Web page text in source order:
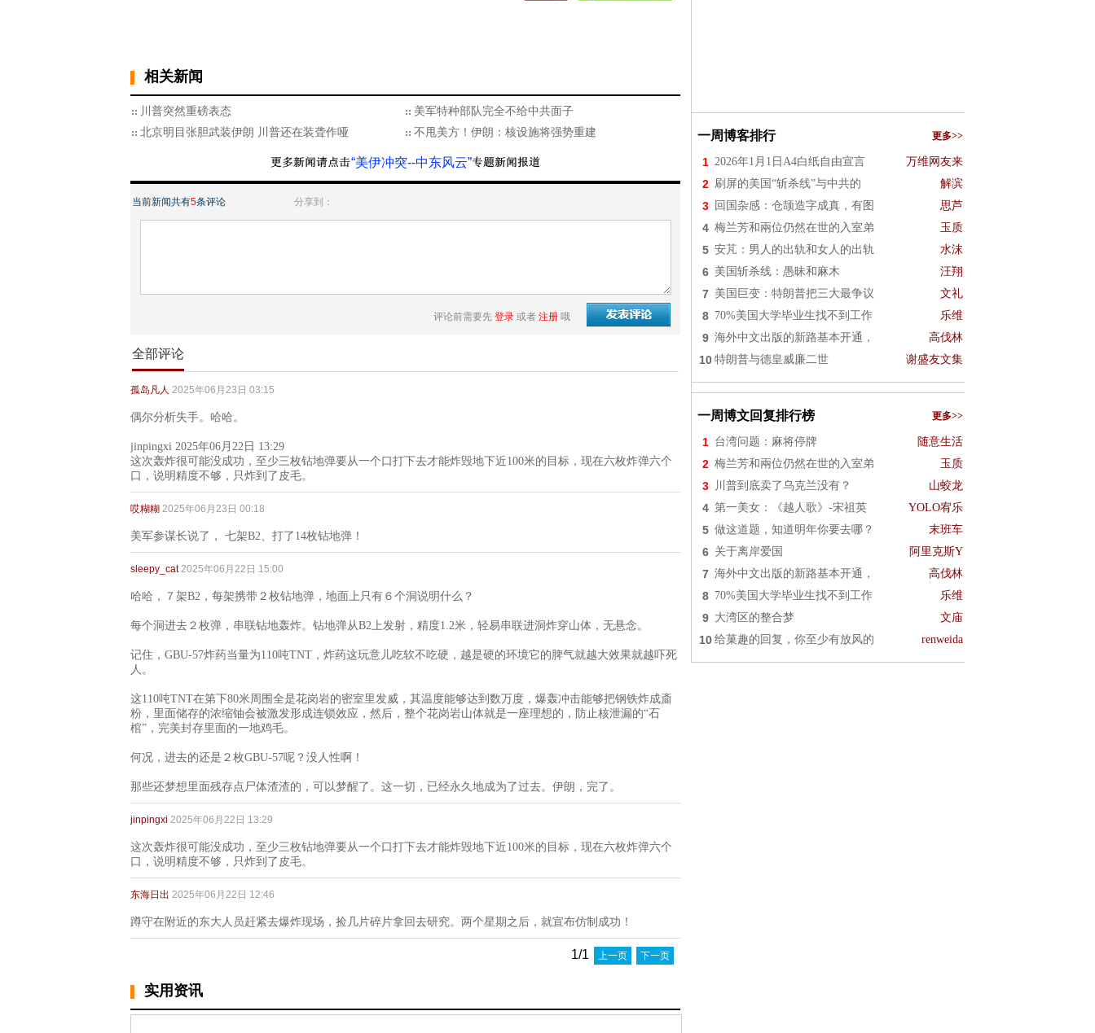
相关新闻
川普突然重磅表态
美军特种部队完全不给中共面子
北京明目张胆武装伊朗 川普还在装聋作哑
不甩美方！伊朗：核设施将强势重建
“美伊冲突--中东风云”
当前新闻共有5条评论 分享到：
评论前需要先 登录 或者 注册 哦
全部评论
孤岛凡人 2025年06月23日 03:15
偶尔分析失手。哈哈。
jinpingxi 2025年06月22日 13:29
这次轰炸很可能没成功，至少三枚钻地弹要从一个口打下去才能炸毁地下近100米的目标，现在六枚炸弹六个
口，说明精度不够，只炸到了皮毛。
哎糊糊 2025年06月23日 00:18
美军参谋长说了， 七架B2、打了14枚钻地弹！
sleepy_cat 2025年06月22日 15:00
哈哈，７架B2，每架携带２枚钻地弹，地面上只有６个洞说明什么？
每个洞进去２枚弹，串联钻地轰炸。钻地弹从B2上发射，精度1.2米，轻易串联进洞炸穿山体，无悬念。
记住，GBU-57炸药当量为110吨TNT，炸药这玩意儿吃软不吃硬，越是硬的环境它的脾气就越大效果就越吓死
人。
这110吨TNT在第下80米周围全是花岗岩的密室里发威，其温度能够达到数万度，爆轰冲击能够把钢铁炸成齑
粉，里面储存的浓缩铀会被激发形成连锁效应，然后，整个花岗岩山体就是一座理想的，防止核泄漏的“石
棺”，完美封存里面的一地鸡毛。
何况，进去的还是２枚GBU-57呢？没人性啊！
那些还梦想里面残存点尸体渣渣的，可以梦醒了。这一切，已经永久地成为了过去。伊朗，完了。
jinpingxi 2025年06月22日 13:29
这次轰炸很可能没成功，至少三枚钻地弹要从一个口打下去才能炸毁地下近100米的目标，现在六枚炸弹六个
口，说明精度不够，只炸到了皮毛。
东海日出 2025年06月22日 12:46
蹲守在附近的东大人员赶紧去爆炸现场，捡几片碎片拿回去研究。两个星期之后，就宣布仿制成功！
1/1 上一页 下一页
实用资讯
一周博客排行 更多>>
1 2026年1月1日A4白纸自由宣言 万维网友来
2 刷屏的美国“斩杀线”与中共的 解滨
3 回国杂感：仓颉造字成真，有图 思芦
4 梅兰芳和兩位仍然在世的入室弟 玉质
5 安芃：男人的出轨和女人的出轨 水沫
6 美国斩杀线：愚昧和麻木 汪翔
7 美国巨变：特朗普把三大最争议 文礼
8 70%美国大学毕业生找不到工作 乐维
9 海外中文出版的新路基本开通， 高伐林
10 特朗普与德皇威廉二世 谢盛友文集
一周博文回复排行榜 更多>>
1 台湾问题：麻将停牌 随意生活
2 梅兰芳和兩位仍然在世的入室弟 玉质
3 川普到底卖了乌克兰没有？ 山蛟龙
4 第一美女：《越人歌》-宋祖英 YOLO宥乐
5 做这道题，知道明年你要去哪？ 末班车
6 关于离岸爱国 阿里克斯Y
7 海外中文出版的新路基本开通， 高伐林
8 70%美国大学毕业生找不到工作 乐维
9 大湾区的整合梦 文庙
10 给菓趣的回复，你至少有放风的 renweida